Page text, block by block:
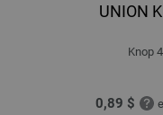
UNION
Knop
0,89 $